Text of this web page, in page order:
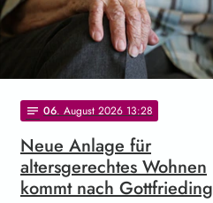
notes 06. August 2026 13:28
Neue Anlage für
altersgerechtes Wohnen
kommt nach Gottfrieding